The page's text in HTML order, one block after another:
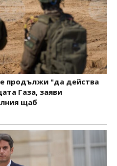
продължи "да действа
Газа, заяви
щаб